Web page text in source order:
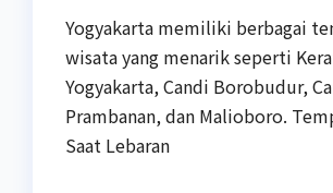
Yogyakarta memiliki berbagai
wisata yang menarik seperti
Yogyakarta, Candi Borobudur,
Prambanan, dan Malioboro.
Saat Lebaran